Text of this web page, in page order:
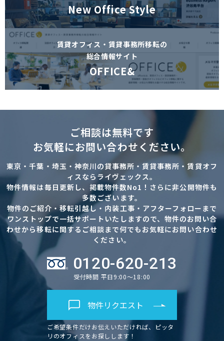
New Office Style
賃貸オフィス・賃貸事務所移転の
総合情報サイト
OFFICE&
ご相談は無料です
お気軽にお問い合わせください。
東京・千葉・埼玉・神奈川の貸事務所・賃貸事務所・賃貸オフ
ィスならライヴェックス。
物件情報は毎日更新し、掲載物件数No1！さらに非公開物件も
多数ございます。
物件のご紹介・移転引越し・内装工事・アフターフォローまで
ワンストップで一括サポートいたしますので、物件のお問い合
わせから移転に関するご相談まで何でもお気軽にお問い合わせ
ください。
0120-620-213
受付時間 平日9:00～18:00
物件リクエスト
ご希望条件だけお伝えいただければ、ピッタ
リのオフィスをお探しします！